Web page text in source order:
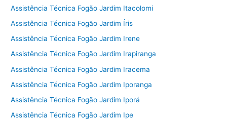
Assistência Técnica Fogão Jardim Itacolomi
Assistência Técnica Fogão Jardim Íris
Assistência Técnica Fogão Jardim Irene
Assistência Técnica Fogão Jardim Irapiranga
Assistência Técnica Fogão Jardim Iracema
Assistência Técnica Fogão Jardim Iporanga
Assistência Técnica Fogão Jardim Iporá
Assistência Técnica Fogão Jardim Ipe